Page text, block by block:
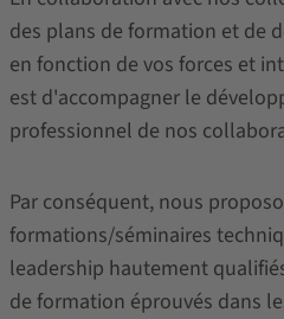
des plans de formation et de
en fonction de vos forces et
est d'accompagner le
professionnel de nos
Par conséquent, nous
formations/séminaires
leadership hautement
de formation éprouvés dans